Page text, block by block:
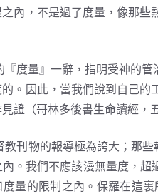
內，不是過了度量，像那
度量』一辭，指明受神的管
。因此，當我們說到自己
證（哥林多後書生命讀經，
刊物的報導極為誇大；那些
。我們不應該漫無量度，
量的限制之內。保羅在這